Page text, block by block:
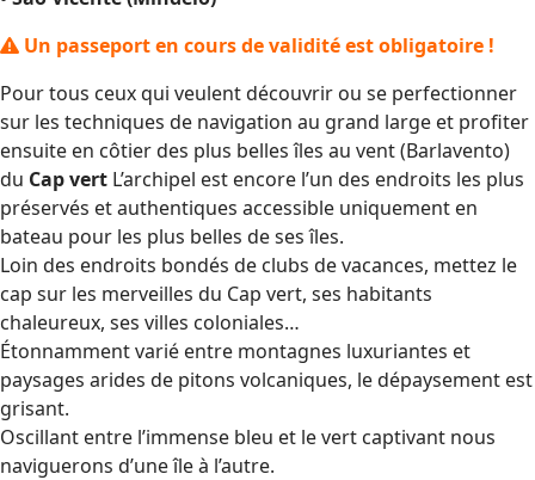
Un passeport en cours de validité est obligatoire !
Pour tous ceux qui veulent découvrir ou se perfectionner
sur les techniques de navigation au grand large et profiter
ensuite en côtier des plus belles îles au vent (Barlavento)
du Cap vert L’archipel est encore l’un des endroits les plus
préservés et authentiques accessible uniquement en
bateau pour les plus belles de ses îles.
Loin des endroits bondés de clubs de vacances, mettez le
cap sur les merveilles du Cap vert, ses habitants
chaleureux, ses villes coloniales…
Étonnamment varié entre montagnes luxuriantes et
paysages arides de pitons volcaniques, le dépaysement est
grisant.
Oscillant entre l’immense bleu et le vert captivant nous
naviguerons d’une île à l’autre.